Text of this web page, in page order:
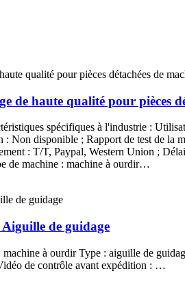
de haute qualité pour pièces
spécifiques à l'industrie :
: Non disponible ; Rapport de test de
: T/T, Paypal, Western Union ;
de machine : machine à ourdir…
de guidage
à ourdir Type : aiguille de
de contrôle avant expédition : …